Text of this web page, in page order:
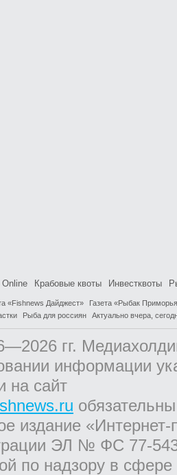
Online Крабовые квоты Инвестквоты
«Fishnews Дайджест»
Газета «Рыбак
Рыба для россиян Актуально вчера,
гг.
информации
на сайт
издание
ЭЛ № ФС 77-
по надзору в